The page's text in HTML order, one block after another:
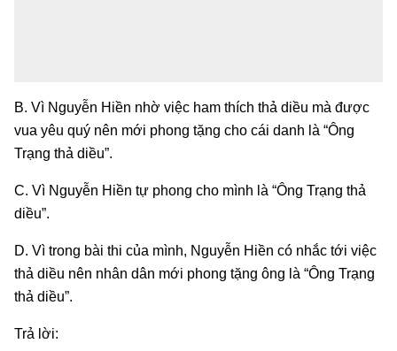
B. Vì Nguyễn Hiền nhờ việc ham thích thả diều mà được
vua yêu quý nên mới phong tặng cho cái danh là “Ông
Trạng thả diều”.
C. Vì Nguyễn Hiền tự phong cho mình là “Ông Trạng thả
diều”.
D. Vì trong bài thi của mình, Nguyễn Hiền có nhắc tới việc
thả diều nên nhân dân mới phong tặng ông là “Ông Trạng
thả diều”.
Trả lời: